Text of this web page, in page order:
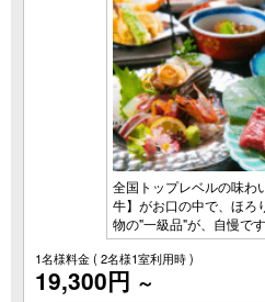
全国トップレベルの味わ
牛】がお口の中で、ほ
物の"一級品"が、自慢です
1名様料金( 2名様1室利用時 )
19,300円 ～